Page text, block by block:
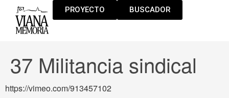
PROYECTO BUSCADOR
37 Militancia sindical
https://vimeo.com/913457102